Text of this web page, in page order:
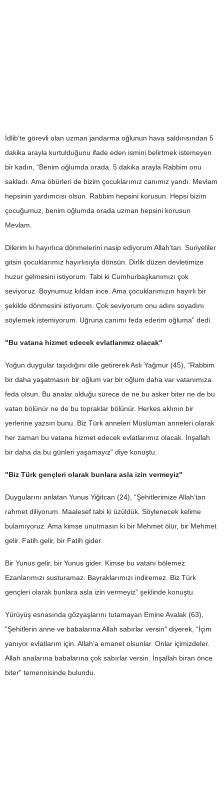
İdlib'te görevli olan uzman jandarma oğlunun hava saldırısından 5
dakika arayla kurtulduğunu ifade eden ismini belirtmek istemeyen
bir kadın, “Benim oğlumda orada. 5 dakika arayla Rabbim onu
sakladı. Ama öbürleri de bizim çocuklarımız canımız yandı. Mevlam
hepsinin yardımcısı olsun. Rabbim hepsini korusun. Hepsi bizim
çocuğumuz, benim oğlumda orada uzman hepsini korusun
Mevlam.
Dilerim ki hayırlıca dönmelerini nasip ediyorum Allah’tan. Suriyeliler
gitsin çocuklarımız hayırlısıyla dönsün. Dirlik düzen devletimize
huzur gelmesini istiyorum. Tabi ki Cumhurbaşkanımızı çok
seviyoruz. Boynumuz kıldan ince. Ama çocuklarımızın hayırlı bir
şekilde dönmesini istiyorum. Çok seviyorum onu adını soyadını
söylemek istemiyorum. Uğruna canımı feda ederim oğluma” dedi.
"Bu vatana hizmet edecek evlatlarımız olacak"
Yoğun duygular taşıdığını dile getirerek Aslı Yağmur (45), “Rabbim
bir daha yaşatmasın bir oğlum var bir oğlum daha var vatanımıza
feda olsun. Bu analar olduğu sürece de ne bu asker biter ne de bu
vatan bölünür ne de bu topraklar bölünür. Herkes aklının bir
yerlerine yazsın bunu. Biz Türk anneleri Müslüman anneleri olarak
her zaman bu vatana hizmet edecek evlatlarımız olacak. İnşallah
bir daha da bu günleri yaşamayız” diye konuştu.
"Biz Türk gençleri olarak bunlara asla izin vermeyiz"
Duygularını anlatan Yunus Yiğitcan (24), “Şehitlerimize Allah’tan
rahmet diliyorum. Maalesef tabi ki üzüldük. Söylenecek kelime
bulamıyoruz. Ama kimse unutmasın ki bir Mehmet ölür, bir Mehmet
gelir. Fatih gelir, bir Fatih gider.
Bir Yunus gelir, bir Yunus gider. Kimse bu vatanı bölemez.
Ezanlarımızı susturamaz. Bayraklarımızı indiremez. Biz Türk
gençleri olarak bunlara asla izin vermeyiz” şeklinde konuştu.
Yürüyüş esnasında gözyaşlarını tutamayan Emine Avalak (63),
"Şehitlerin anne ve babalarına Allah sabırlar versin" diyerek, “İçim
yanıyor evlatlarım için. Allah’a emanet olsunlar. Onlar içimizdeler.
Allah analarına babalarına çok sabırlar versin. İnşallah biran önce
biter” temennisinde bulundu.